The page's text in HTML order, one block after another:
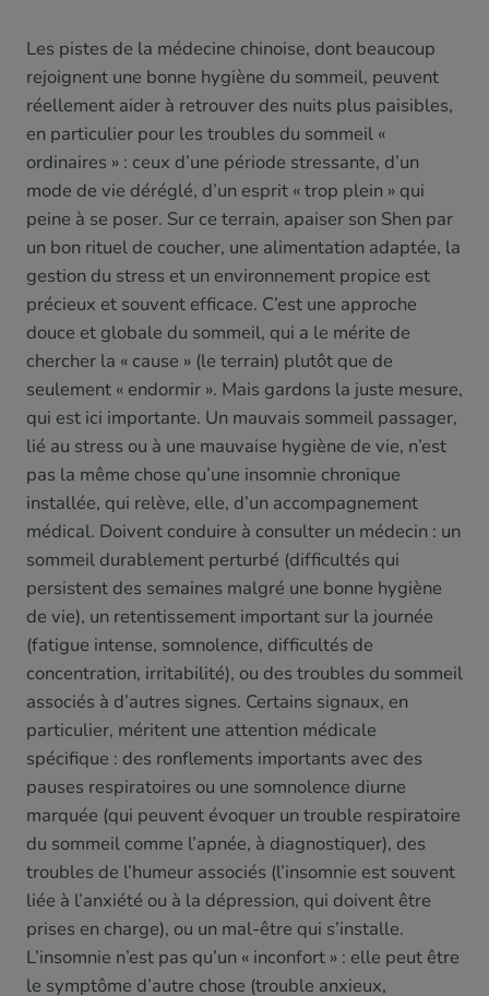
Les pistes de la médecine chinoise, dont beaucoup
rejoignent une bonne hygiène du sommeil, peuvent
réellement aider à retrouver des nuits plus paisibles,
en particulier pour les troubles du sommeil «
ordinaires » : ceux d’une période stressante, d’un
mode de vie déréglé, d’un esprit « trop plein » qui
peine à se poser. Sur ce terrain, apaiser son Shen par
un bon rituel de coucher, une alimentation adaptée, la
gestion du stress et un environnement propice est
précieux et souvent efficace. C’est une approche
douce et globale du sommeil, qui a le mérite de
chercher la « cause » (le terrain) plutôt que de
seulement « endormir ». Mais gardons la juste mesure,
qui est ici importante. Un mauvais sommeil passager,
lié au stress ou à une mauvaise hygiène de vie, n’est
pas la même chose qu’une insomnie chronique
installée, qui relève, elle, d’un accompagnement
médical. Doivent conduire à consulter un médecin : un
sommeil durablement perturbé (difficultés qui
persistent des semaines malgré une bonne hygiène
de vie), un retentissement important sur la journée
(fatigue intense, somnolence, difficultés de
concentration, irritabilité), ou des troubles du sommeil
associés à d’autres signes. Certains signaux, en
particulier, méritent une attention médicale
spécifique : des ronflements importants avec des
pauses respiratoires ou une somnolence diurne
marquée (qui peuvent évoquer un trouble respiratoire
du sommeil comme l’apnée, à diagnostiquer), des
troubles de l’humeur associés (l’insomnie est souvent
liée à l’anxiété ou à la dépression, qui doivent être
prises en charge), ou un mal-être qui s’installe.
L’insomnie n’est pas qu’un « inconfort » : elle peut être
le symptôme d’autre chose (trouble anxieux,